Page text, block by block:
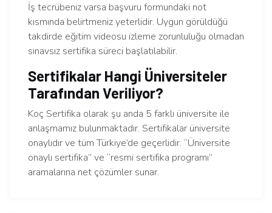
İş tecrübeniz varsa başvuru formundaki not
kısmında belirtmeniz yeterlidir. Uygun görüldüğü
takdirde eğitim videosu izleme zorunluluğu olmadan
sınavsız sertifika süreci başlatılabilir.
Sertifikalar Hangi Üniversiteler
Tarafından Veriliyor?
Koç Sertifika olarak şu anda 5 farklı üniversite ile
anlaşmamız bulunmaktadır. Sertifikalar üniversite
onaylıdır ve tüm Türkiye’de geçerlidir. “Üniversite
onaylı sertifika” ve “resmi sertifika programı”
aramalarına net çözümler sunar.